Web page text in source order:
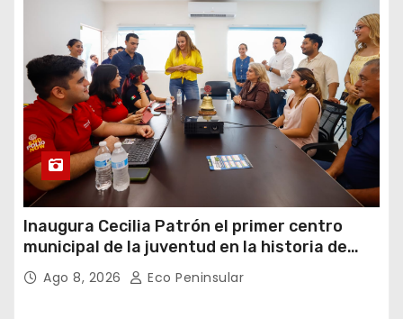
Inaugura Cecilia Patrón el primer centro
municipal de la juventud en la historia de
Mérida
Ago 8, 2026 Eco Peninsular